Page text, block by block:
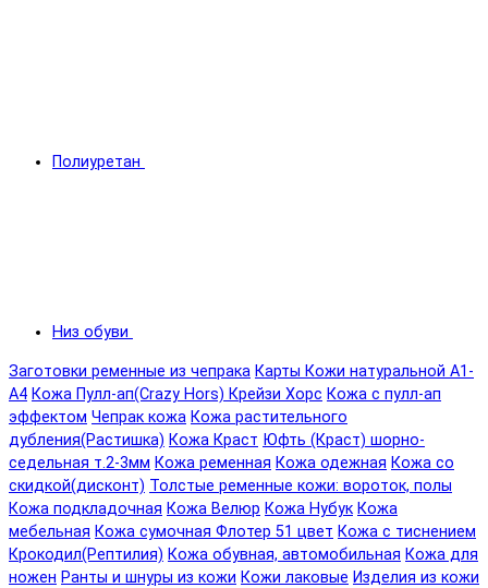
Полиуретан
Низ обуви
Заготовки ременные из чепрака Карты Кожи натуральной А1-
А4 Кожа Пулл-ап(Crazy Hors) Крейзи Хорс Кожа с пулл-ап
эффектом Чепрак кожа Кожа растительного
дубления(Растишка) Кожа Краст Юфть (Краст) шорно-
седельная т.2-3мм Кожа ременная Кожа одежная Кожа со
скидкой(дисконт) Толстые ременные кожи: вороток, полы
Кожа подкладочная Кожа Велюр Кожа Нубук Кожа
мебельная Кожа сумочная Флотер 51 цвет Кожа с тиснением
Крокодил(Рептилия) Кожа обувная, автомобильная Кожа для
ножен Ранты и шнуры из кожи Кожи лаковые Изделия из кожи